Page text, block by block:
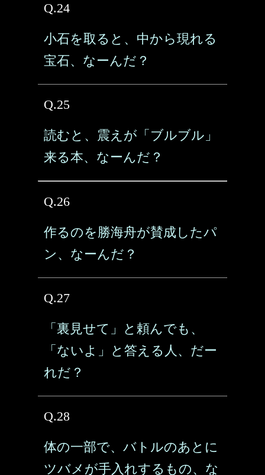
Q.24
小石を取ると、中から現れる
宝石、なーんだ？
Q.25
読むと、震えが「ブルブル」
来る本、なーんだ？
Q.26
作るのを勝海舟が賛成したパ
ン、なーんだ？
Q.27
「裏見せて」と頼んでも、
「ないよ」と答える人、だー
れだ？
Q.28
体の一部で、バトルのあとに
ツバメが手入れするもの、な